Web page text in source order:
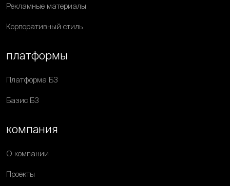
Рекламные материалы
Корпоративный стиль
платформы
Платформа Б3
Базис Б3
компания
О компании
Проекты